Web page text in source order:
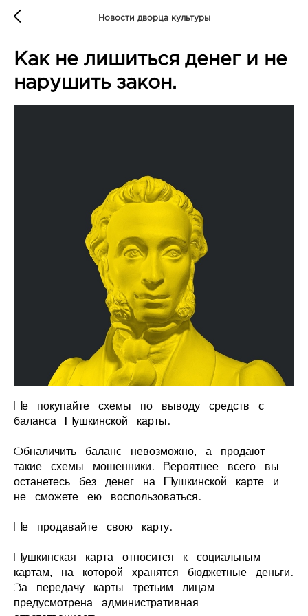
Новости дворца культуры
Как не лишиться денег и не
нарушить закон.
Не покупайте схемы по выводу средств с
баланса Пушкинской карты.
Обналичить баланс невозможно, а продают
такие схемы мошенники. Вероятнее всего вы
останетесь без денег на Пушкинской карте и
не сможете ею воспользоваться.
Не продавайте свою карту.
Пушкинская карта относится к социальным
картам, на которой хранятся бюджетные деньги.
За передачу карты третьим лицам
предусмотрена административная